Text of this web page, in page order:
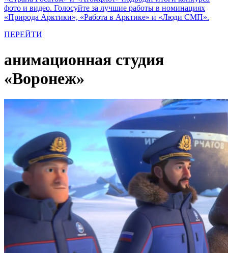
фото и видео. Голосуйте за лучшие работы в номинациях
«Природа Арктики», «Работа в Арктике» и «Люди СМП».
ПЕРЕЙТИ
анимационная студия
«Воронеж»